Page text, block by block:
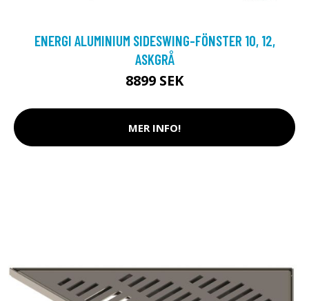
ENERGI ALUMINIUM SIDESWING-FÖNSTER 10, 12,
ASKGRÅ
8899 SEK
MER INFO!